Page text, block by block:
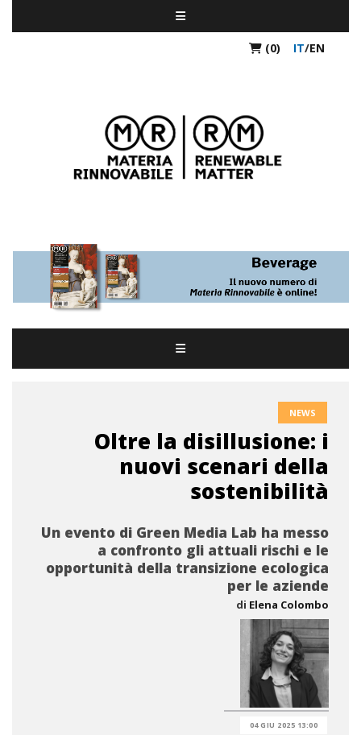
(0) IT/EN
NEWS
Oltre la disillusione: i
nuovi scenari della
sostenibilità
Un evento di Green Media Lab ha messo
a confronto gli attuali rischi e le
opportunità della transizione ecologica
per le aziende
di Elena Colombo
04 GIU 2025 13:00